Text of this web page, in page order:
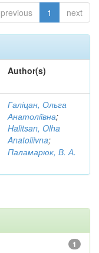
previous 1 next
Author(s)
Галіцан, Ольга
Анатоліївна;
Halitsan, Olha
Anatoliivna;
Паламарюк, В. А.
1